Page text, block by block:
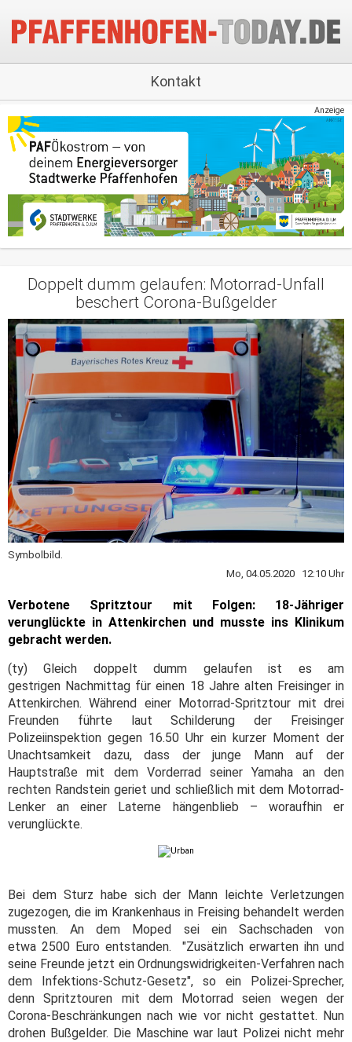
Kontakt
Anzeige
Doppelt dumm gelaufen: Motorrad-Unfall
beschert Corona-Bußgelder
Symbolbild.
Mo, 04.05.2020 12:10 Uhr
Verbotene Spritztour mit Folgen: 18-Jähriger
verunglückte in Attenkirchen und musste ins Klinikum
gebracht werden.
(ty) Gleich doppelt dumm gelaufen ist es am
gestrigen Nachmittag für einen 18 Jahre alten Freisinger in
Attenkirchen. Während einer Motorrad-Spritztour mit drei
Freunden führte laut Schilderung der Freisinger
Polizeiinspektion gegen 16.50 Uhr ein kurzer Moment der
Unachtsamkeit dazu, dass der junge Mann auf der
Hauptstraße mit dem Vorderrad seiner Yamaha an den
rechten Randstein geriet und schließlich mit dem Motorrad-
Lenker an einer Laterne hängenblieb – woraufhin er
verunglückte.
Bei dem Sturz habe sich der Mann leichte Verletzungen
zugezogen, die im Krankenhaus in Freising behandelt werden
mussten. An dem Moped sei ein Sachschaden von
etwa 2500 Euro entstanden. "Zusätzlich erwarten ihn und
seine Freunde jetzt ein Ordnungswidrigkeiten-Verfahren nach
dem Infektions-Schutz-Gesetz", so ein Polizei-Sprecher,
denn Spritztouren mit dem Motorrad seien wegen der
Corona-Beschränkungen nach wie vor nicht gestattet. Nun
drohen Bußgelder. Die Maschine war laut Polizei nicht mehr